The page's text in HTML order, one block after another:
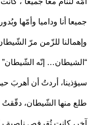
أنا وداميا وأمّها وبُدور،
للزّمن مرّ
إنّه الشّيطان”
أردتُ أن أهربَ حين
منها الشّيطان، دقّقتُ
كانت تُقرفص ناصبة